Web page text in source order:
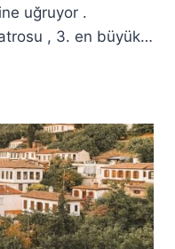
uğruyor .
, 3. en büyük…